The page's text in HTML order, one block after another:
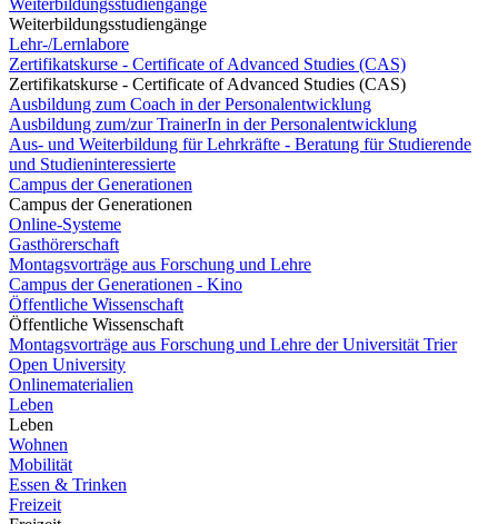
Weiterbildungsstudiengänge
Weiterbildungsstudiengänge
Lehr-/Lernlabore
Zertifikatskurse - Certificate of Advanced Studies (CAS)
Zertifikatskurse - Certificate of Advanced Studies (CAS)
Ausbildung zum Coach in der Personalentwicklung
Ausbildung zum/zur TrainerIn in der Personalentwicklung
Aus- und Weiterbildung für Lehrkräfte - Beratung für Studierende
und Studieninteressierte
Campus der Generationen
Campus der Generationen
Online-Systeme
Gasthörerschaft
Montagsvorträge aus Forschung und Lehre
Campus der Generationen - Kino
Öffentliche Wissenschaft
Öffentliche Wissenschaft
Montagsvorträge aus Forschung und Lehre der Universität Trier
Open University
Onlinematerialien
Leben
Leben
Wohnen
Mobilität
Essen & Trinken
Freizeit